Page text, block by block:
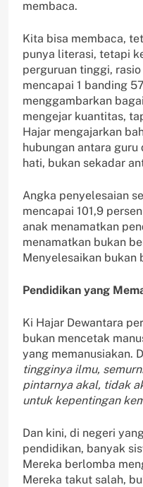
membaca.
Kita bisa membaca,
punya literasi, tetapi
perguruan tinggi,
mencapai 1 banding
menggambarkan
mengejar kuantitas,
Hajar mengajarkan
hubungan antara
hati, bukan sekadar
Angka penyelesaian
mencapai 101,9
anak menamatkan
menamatkan bukan
Menyelesaikan bukan
Pendidikan yang
Ki Hajar Dewantara
bukan mencetak
yang memanusiakan.
tingginya ilmu,
pintarnya akal, tidak
untuk kepentingan
Dan kini, di negeri
pendidikan, banyak
Mereka berlomba
Mereka takut salah,